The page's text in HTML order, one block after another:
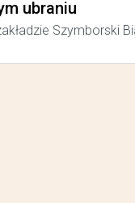
ubraniu
Szymborski